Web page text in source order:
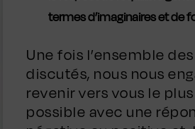
termes d’imaginaires et de
Une fois l’ensemble
discutés, nous nous
revenir vers vous le
possible avec une